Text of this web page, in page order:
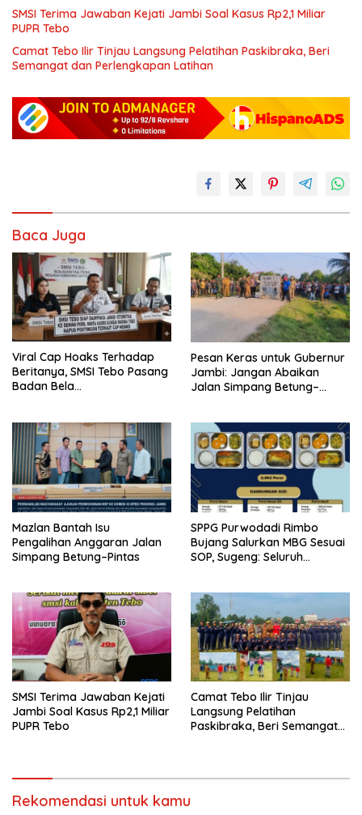
SMSI Terima Jawaban Kejati Jambi Soal Kasus Rp2,1 Miliar
PUPR Tebo
Camat Tebo Ilir Tinjau Langsung Pelatihan Paskibraka, Beri
Semangat dan Perlengkapan Latihan
Baca Juga
Viral Cap Hoaks Terhadap
Beritanya, SMSI Tebo Pasang
Badan Bela
Pasal 27A UU ITE
Pesan Keras untuk Gubernur
Jambi: Jangan Abaikan
Jalan Simpang Betung–
Mazlan Bantah Isu
Pengalihan Anggaran Jalan
Simpang Betung–Pintas
SPPG Purwodadi Rimbo
Bujang Salurkan MBG Sesuai
SOP, Sugeng: Seluruh
SMSI Terima Jawaban Kejati
Jambi Soal Kasus Rp2,1 Miliar
PUPR Tebo
Camat Tebo Ilir Tinjau
Langsung Pelatihan
Paskibraka, Beri Semangat
Rekomendasi untuk kamu